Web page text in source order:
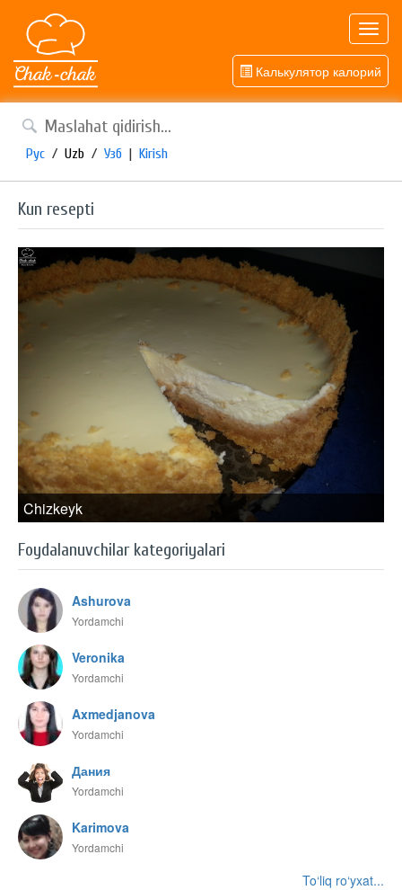
Калькулятор калорий
Рус / Uzb / Узб | Kirish
Kun resepti
Chizkeyk
Foydalanuvchilar kategoriyalari
Ashurova
Yordamchi
Veronika
Yordamchi
Axmedjanova
Yordamchi
Дания
Yordamchi
Karimova
Yordamchi
To‘liq ro‘yxat...